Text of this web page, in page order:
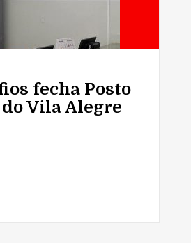
fecha Posto
do Vila Alegre